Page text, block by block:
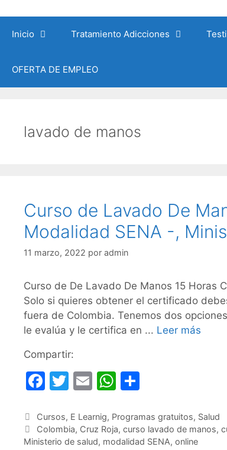
contenido
Inicio Tratamiento Adicciones
OFERTA DE EMPLEO
lavado de manos
Curso de Lavado De
Modalidad SENA -,
11 marzo, 2022 por admin
Curso de De Lavado De Manos 15 Horas
Solo si quieres obtener el certificado
fuera de Colombia. Tenemos dos
le evalúa y le certifica en ... Leer más
Compartir:
F
c
e
T
itt
er
E
ai
l
W
at
s
m
p
Categorías
Cursos, E Learnig, Programas gratuitos, Salud
Etiquetas
Colombia, Cruz Roja, curso lavado de manos,
Ministerio de salud, modalidad SENA, online